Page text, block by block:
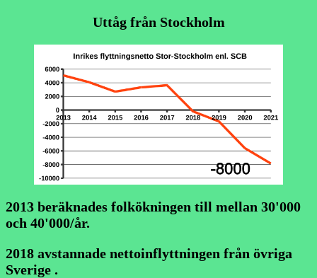
Uttåg från Stockholm
2013 beräknades folkökningen till mellan 30'000
och 40'000/år.
2018 avstannade nettoinflyttningen från övriga
Sverige .